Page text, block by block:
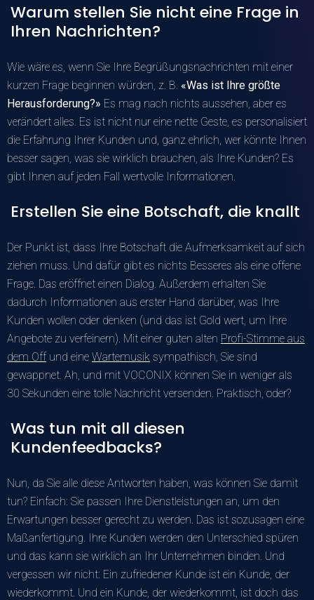
Warum stellen Sie nicht eine Frage in
Ihren Nachrichten?
Wie wäre es, wenn Sie Ihre Begrüßungsnachrichten mit einer
kurzen Frage beginnen würden, z. B. «Was ist Ihre größte
Herausforderung?» Es mag nach nichts aussehen, aber es
verändert alles. Es ist nicht nur eine nette Geste, es personalisiert
die Erfahrung Ihrer Kunden und, ganz ehrlich, wer könnte Ihnen
besser sagen, was sie wirklich brauchen, als Ihre Kunden? Es
gibt Ihnen auf jeden Fall wertvolle Informationen.
Erstellen Sie eine Botschaft, die knallt
Der Punkt ist, dass Ihre Botschaft die Aufmerksamkeit auf sich
ziehen muss. Und dafür gibt es nichts Besseres als eine offene
Frage. Das eröffnet einen Dialog. Außerdem erhalten Sie
dadurch Informationen aus erster Hand darüber, was Ihre
Kunden wollen oder denken (und das ist Gold wert, um Ihre
Angebote zu verfeinern). Mit einer guten alten Profi-Stimme aus
dem Offund eine Wartemusik sympathisch, Sie sind
gewappnet. Ah, und mit VOCONIX können Sie in weniger als
30 Sekunden eine tolle Nachricht versenden. Praktisch, oder?
Was tun mit all diesen
Kundenfeedbacks?
Nun, da Sie alle diese Antworten haben, was können Sie damit
tun? Einfach: Sie passen Ihre Dienstleistungen an, um den
Erwartungen besser gerecht zu werden. Das ist sozusagen eine
Maßanfertigung. Ihre Kunden werden den Unterschied spüren
und das kann sie wirklich an Ihr Unternehmen binden. Und
vergessen wir nicht: Ein zufriedener Kunde ist ein Kunde, der
wiederkommt. Und ein Kunde, der wiederkommt, ist doch das